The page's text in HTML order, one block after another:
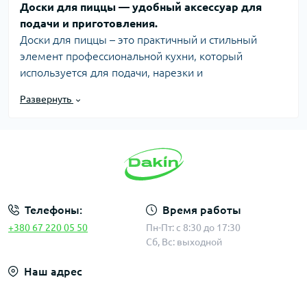
Доски для пиццы — удобный аксессуар для
подачи и приготовления.
Доски для пиццы – это практичный и стильный
элемент профессиональной кухни, который
используется для подачи, нарезки и
в пиццериях, ресторанах, кафе и службах доставки,
Современные доски для пиццы производятся из
натурального дерева, бамбука или пищевого
пластика. Такие материалы устойчивы к
повседневному использованию, легко очищаются и
Развернуть
Телефоны:
+380 67 220 05 50
Время работы
Пн-Пт: с 8:30 до 17:30
Сб, Вс: выходной
Наш адрес